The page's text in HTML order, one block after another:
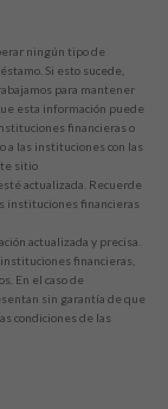
ningún tipo de
Si esto sucede,
para mantener
esta información puede
financieras o
a las instituciones con las
sitio
actualizada. Recuerde
instituciones financieras
actualizada y precisa.
financieras,
En el caso de
sin garantía de que
condiciones de las